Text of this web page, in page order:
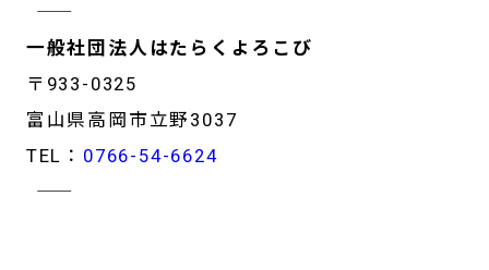
―――――――――――――――――
一般社団法人はたらくよろこび
〒933-0325
富山県高岡市立野3037
TEL： 0766-54-6624
―――――――――――――――――